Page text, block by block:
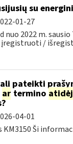
su
01-27
nuo 2022 m.
/
pateikti
artermino
04-01
KM3150 Ši